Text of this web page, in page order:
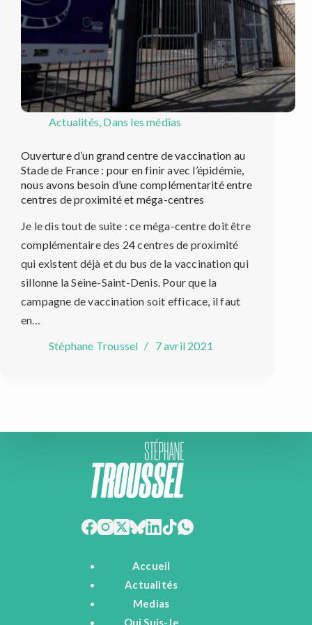
Actualités Dans les médias
Ouverture d’un grand centre de vaccination au
Stade de France : pour en finir avec l’épidémie,
nous avons besoin d’une complémentarité entre
centres de proximité et méga-centres
Je le dis tout de suite : ce méga-centre doit être
complémentaire des 24 centres de proximité
qui existent déjà et du bus de la vaccination qui
sillonne la Seine-Saint-Denis. Pour que la
campagne de vaccination soit efficace, il faut
en…
Stéphane Troussel
7 avril 2021
Accueil
Actualités
Medias
Qui Suis-Je